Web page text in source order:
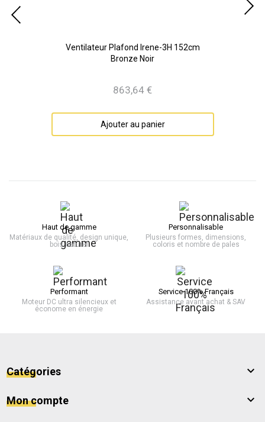
Ventilateur Plafond Irene-3H 152cm
Bronze Noir
Prix
863,64 €
Ajouter au panier
Haut de gamme
Matériaux de qualité, design unique,
bois naturel
Personnalisable
Plusieurs formes, dimensions,
coloris et nombre de pales
Performant
Moteur DC ultra silencieux et
économe en énergie
Service 100% Français
Assistance avant achat & SAV
Catégories 
Mon compte 